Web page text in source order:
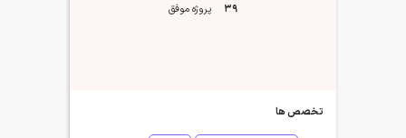
39 پروژه موفق
تخصص ها